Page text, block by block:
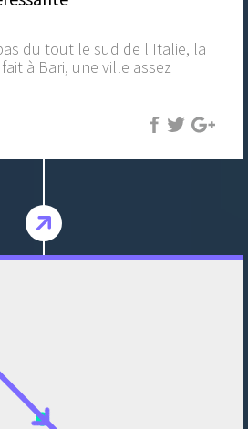
du tout le sud de l'Italie, la
à Bari, une ville assez